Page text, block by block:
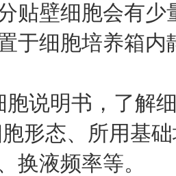
贴壁细胞会有
于细胞培养箱
胞说明书，了解
形态、所用基
换液频率等。